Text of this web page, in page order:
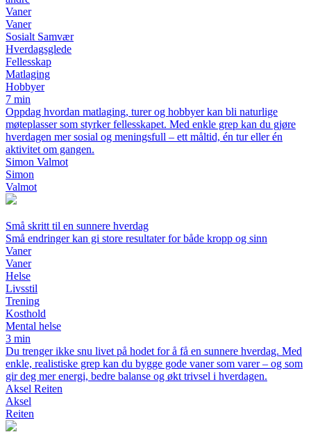
Vaner
Vaner
Sosialt Samvær
Hverdagsglede
Fellesskap
Matlaging
Hobbyer
7 min
Oppdag hvordan matlaging, turer og hobbyer kan bli naturlige
møteplasser som styrker fellesskapet. Med enkle grep kan du gjøre
hverdagen mer sosial og meningsfull – ett måltid, én tur eller én
aktivitet om gangen.
Simon Valmot
Simon
Valmot
Små skritt til en sunnere hverdag
Små endringer kan gi store resultater for både kropp og sinn
Vaner
Vaner
Helse
Livsstil
Trening
Kosthold
Mental helse
3 min
Du trenger ikke snu livet på hodet for å få en sunnere hverdag. Med
enkle, realistiske grep kan du bygge gode vaner som varer – og som
gir deg mer energi, bedre balanse og økt trivsel i hverdagen.
Aksel Reiten
Aksel
Reiten